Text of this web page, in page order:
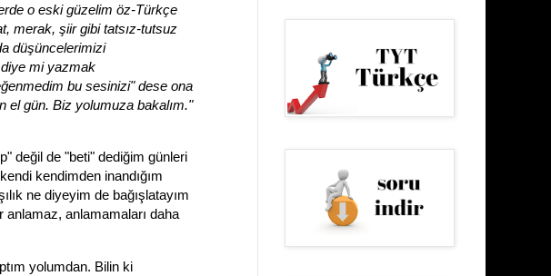
o eski güzelim öz-Türkçe
merak, şiir gibi tatsız-tutsuz
düşüncelerimizi
mi yazmak
bu sesinizi" dese ona
el gün. Biz yolumuza bakalım."
değil de "beti" dediğim günleri
kendimden inandığım
ne diyeyim de bağışlatayım
anlamamaları daha
yolumdan. Bilin ki